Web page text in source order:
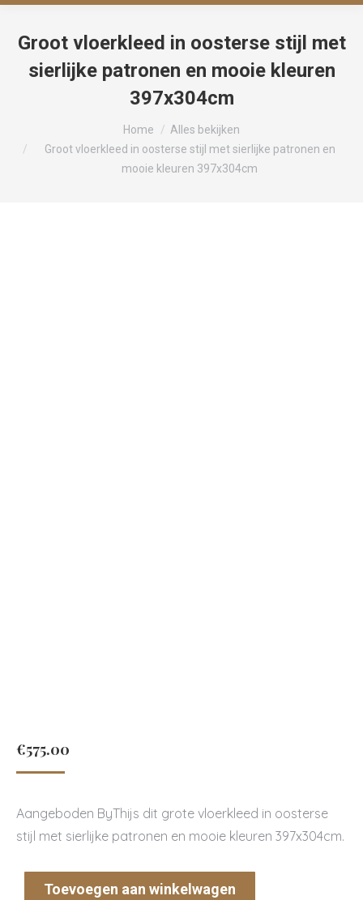
Groot vloerkleed in oosterse stijl met
sierlijke patronen en mooie kleuren
397x304cm
Home
Alles bekijken
Groot vloerkleed in oosterse stijl met sierlijke patronen en
mooie kleuren 397x304cm
€575.00
Aangeboden ByThijs dit grote vloerkleed in oosterse
stijl met sierlijke patronen en mooie kleuren 397x304cm.
Toevoegen aan winkelwagen